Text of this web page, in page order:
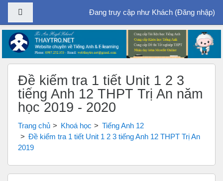
Chuyển tới nội dung chính
Bảng điều khiển cạnhĐang truy cập như Khách (Đăng nhập)
Đề kiểm tra 1 tiết Unit 1 2 3
tiếng Anh 12 THPT Trị An năm
học 2019 - 2020
Trang chủ Khoá học
Tiếng Anh 12
Đề kiểm tra 1 tiết Unit 1 2 3 tiếng Anh 12 THPT Trị An
2019